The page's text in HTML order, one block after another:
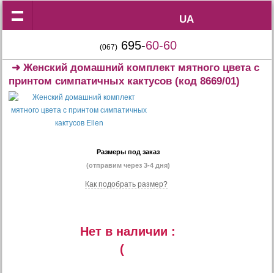
UA
UA
(067) 695-60-60
➜Женский домашний комплект мятного цвета с
принтом симпатичных кактусов (код 8669/01)
Размеры под заказ
(отправим через 3-4 дня)
Как подобрать размер?
Нет в наличии :
(